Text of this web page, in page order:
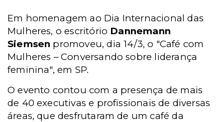
Em homenagem ao Dia Internacional das
Mulheres, o escritório Dannemann
Siemsen promoveu, dia 14/3, o "Café com
Mulheres – Conversando sobre liderança
feminina", em SP.
O evento contou com a presença de mais
de 40 executivas e profissionais de diversas
áreas, que desfrutaram de um café da